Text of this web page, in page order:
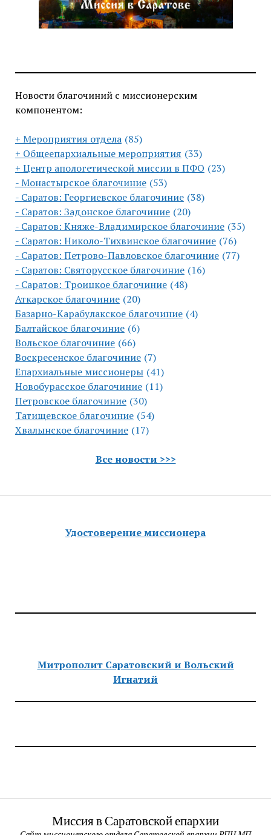
Новости благочиний с миссионерским
компонентом:
+ Мероприятия отдела (85)
+ Общеепархиальные мероприятия (33)
+ Центр апологетической миссии в ПФО (23)
- Монастырское благочиние (53)
- Саратов: Георгиевское благочиние (38)
- Саратов: Задонское благочиние (20)
- Саратов: Княже-Владимирское благочиние (35)
- Саратов: Николо-Тихвинское благочиние (76)
- Саратов: Петрово-Павловское благочиние (77)
- Саратов: Святорусское благочиние (16)
- Саратов: Троицкое благочиние (48)
Аткарское благочиние (20)
Базарно-Карабулакское благочиние (4)
Балтайское благочиние (6)
Вольское благочиние (66)
Воскресенское благочиние (7)
Епархиальные миссионеры (41)
Новобурасское благочиние (11)
Петровское благочиние (30)
Татищевское благочиние (54)
Хвалынское благочиние (17)
Все новости >>>
Удостоверение миссионера
Митрополит Саратовский и Вольский
Игнатий
Миссия в Саратовской епархии